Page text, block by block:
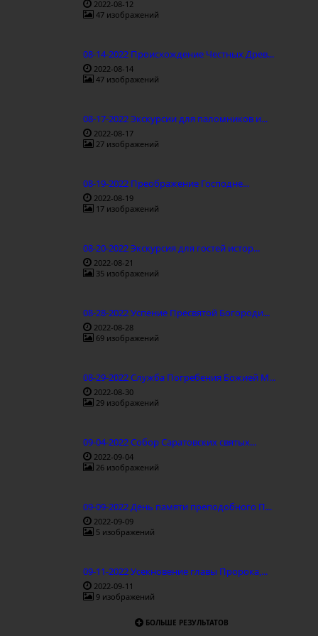
2022-08-12
47 изображений
08-14-2022 Происхождение Честных Древ...
2022-08-14
47 изображений
08-17-2022 Экскурсии для паломников и...
2022-08-17
27 изображений
08-19-2022 Преображение Господне...
2022-08-19
17 изображений
08-20-2022 Экскурсия для гостей истор...
2022-08-21
35 изображений
08-28-2022 Успение Пресвятой Богороди...
2022-08-28
69 изображений
08-29-2022 Служба Погребения Божией М...
2022-08-30
29 изображений
09-04-2022 Собор Саратовских святых...
2022-09-04
26 изображений
09-09-2022 День памяти преподобного П...
2022-09-09
5 изображений
09-11-2022 Усекновение главы Пророка,...
2022-09-11
9 изображений
БОЛЬШЕ РЕЗУЛЬТАТОВ